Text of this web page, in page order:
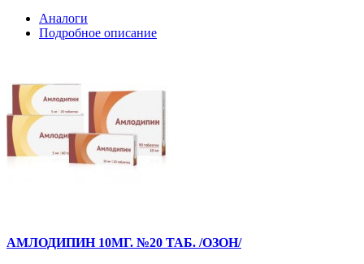
Аналоги
Подробное описание
АМЛОДИПИН 10МГ. №20 ТАБ. /ОЗОН/